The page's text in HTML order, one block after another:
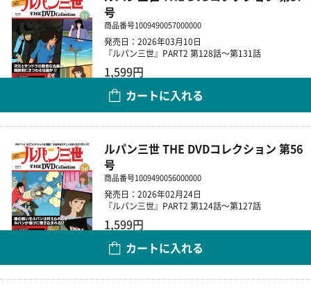
号
商品番号1009490057000000
発売日：2026年03月10日
『ルパン三世』PART2 第128話～第131話
1,599円
カートに入れる
ルパン三世 THE DVDコレクション 第56
号
商品番号1009490056000000
発売日：2026年02月24日
『ルパン三世』PART2 第124話～第127話
1,599円
カートに入れる